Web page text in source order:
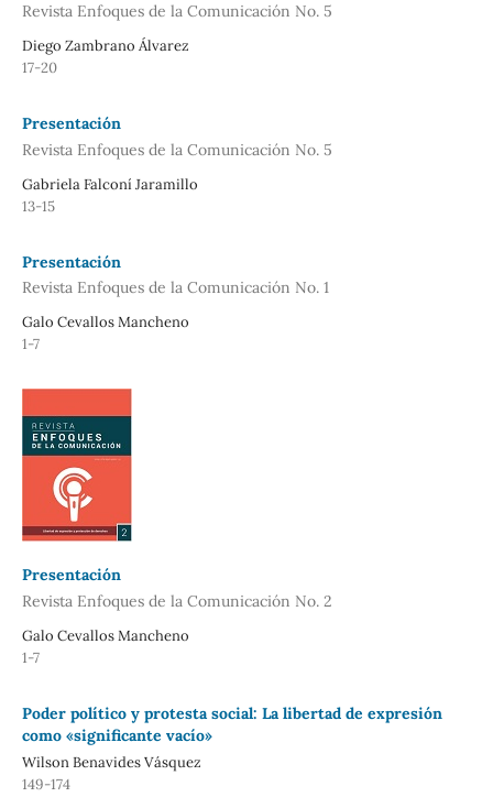
Revista Enfoques de la Comunicación No. 5
Diego Zambrano Álvarez
17-20
Presentación
Revista Enfoques de la Comunicación No. 5
Gabriela Falconí Jaramillo
13-15
Presentación
Revista Enfoques de la Comunicación No. 1
Galo Cevallos Mancheno
1-7
Presentación
Revista Enfoques de la Comunicación No. 2
Galo Cevallos Mancheno
1-7
Poder político y protesta social: La libertad de expresión
como «significante vacío»
Wilson Benavides Vásquez
149-174